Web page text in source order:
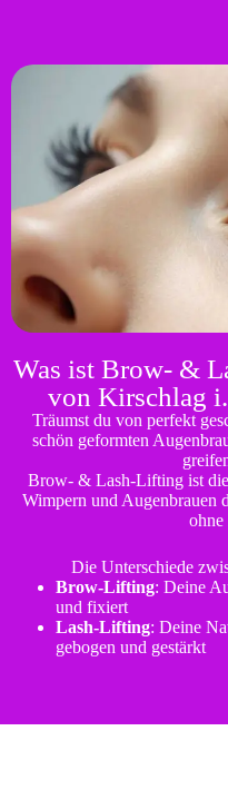
Was ist Brow- &
von Kirschlag
Träumst du von perfekt
schön geformten
Brow- & Lash-Lifting ist
Wimpern und Augenbrauen
ohne
Die Unterschiede
Brow-Lifting: Deine
und fixiert
Lash-Lifting: Deine
gebogen und gestärkt